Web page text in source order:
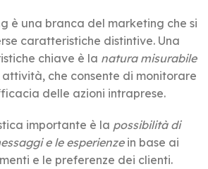
è una branca del marketing che si
caratteristiche distintive. Una
chiave è la natura misurabile
che consente di monitorare
delle azioni intraprese.
importante è la possibilità di
e le esperienzein base ai
e le preferenze dei clienti.